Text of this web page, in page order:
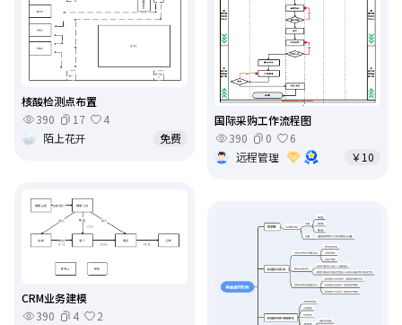
国际采购工作流程图
390
0
6
远程管理
￥10
核酸检测点布置
390
17
4
陌上花开
免费
CRM业务建模
390
4
2